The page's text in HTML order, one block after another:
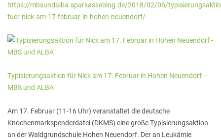
https://mbsundalba.sparkasseblog.de/2018/02/06/
fuer-nick-am-17-februar-in-hohen-neuendorf/
Typisierungsaktion für Nick am 17. Februar in Hohen Neuendorf –
MBS und ALBA
Am 17. Februar (11-16 Uhr) veranstaltet die deutsche
Knochenmarkspenderdatei (DKMS) eine große Typisierungsaktion
an der Waldgrundschule Hohen Neuendorf. Der an Leukämie